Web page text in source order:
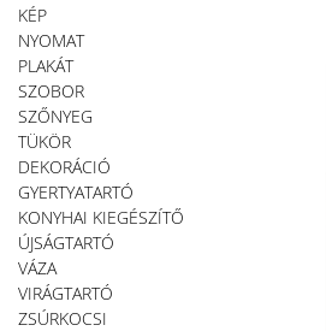
KÉP
NYOMAT
PLAKÁT
SZOBOR
SZŐNYEG
TÜKÖR
DEKORÁCIÓ
GYERTYATARTÓ
KONYHAI KIEGÉSZÍTŐ
ÚJSÁGTARTÓ
VÁZA
VIRÁGTARTÓ
ZSÚRKOCSI